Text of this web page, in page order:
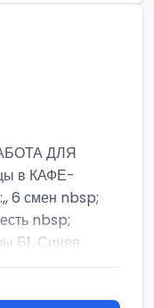
ДЛЯ
в КАФЕ-
6 смен nbsp;
nbsp;
Б1, Синяя